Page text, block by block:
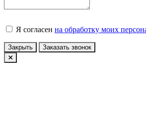
Я согласен на обработку моих
Закрыть Заказать звонок